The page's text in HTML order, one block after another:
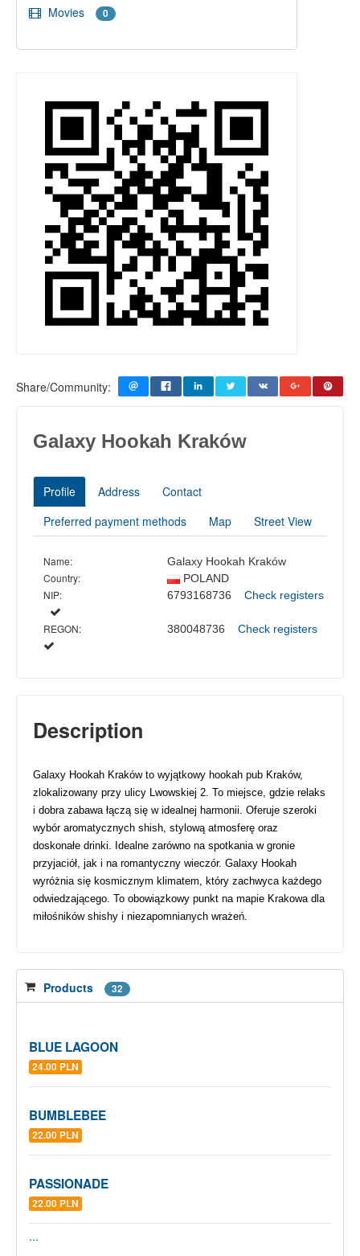
Movies 0
Share/Community:
Galaxy Hookah Kraków
Profile Address
Contact
Preferred payment methods
Map Street View
Name: Galaxy Hookah Kraków
Country: POLAND
NIP: 6793168736 Check registers
REGON: 380048736 Check registers
Description
Galaxy Hookah Kraków to wyjątkowy hookah pub Kraków,
zlokalizowany przy ulicy Lwowskiej 2. To miejsce, gdzie relaks
i dobra zabawa łączą się w idealnej harmonii. Oferuje szeroki
wybór aromatycznych shish, stylową atmosferę oraz
doskonałe drinki. Idealne zarówno na spotkania w gronie
przyjaciół, jak i na romantyczny wieczór. Galaxy Hookah
wyróżnia się kosmicznym klimatem, który zachwyca każdego
odwiedzającego. To obowiązkowy punkt na mapie Krakowa dla
miłośników shishy i niezapomnianych wrażeń.
Products 32
BLUE LAGOON
24.00 PLN
BUMBLEBEE
22.00 PLN
PASSIONADE
22.00 PLN
...